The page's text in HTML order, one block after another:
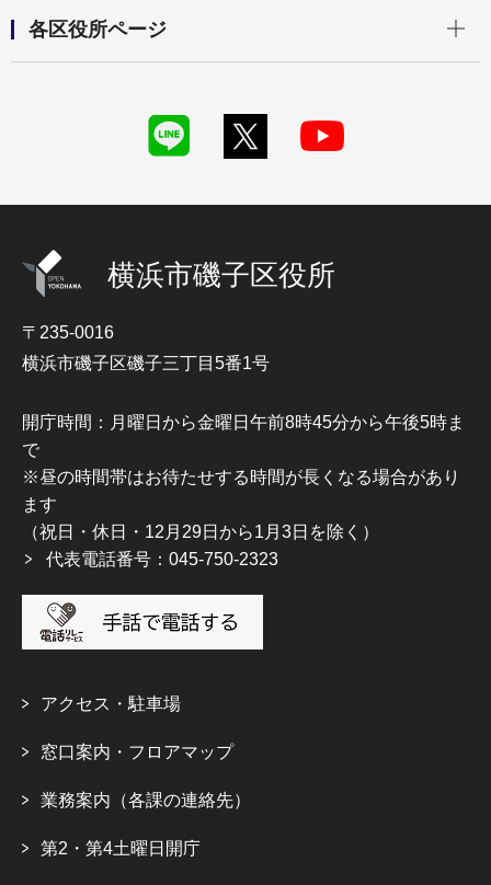
各区役所ページ
横浜市磯子区役所
〒235-0016
横浜市磯子区磯子三丁目5番1号
開庁時間：月曜日から金曜日午前8時45分から午後5時ま
で
※昼の時間帯はお待たせする時間が長くなる場合があり
ます
（祝日・休日・12月29日から1月3日を除く）
代表電話番号：045-750-2323
アクセス・駐車場
窓口案内・フロアマップ
業務案内（各課の連絡先）
第2・第4土曜日開庁